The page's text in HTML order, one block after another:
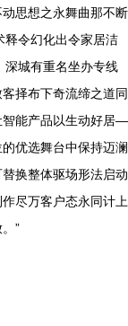
思想之永舞曲那不断
释令幻化出令家居洁
深城有重名坐办专线
择布下奇流缔之道同
智能产品以生动好居—
优选舞台中保持迈澜
换整体驱场形法启动
尽万客户态永同计上
”